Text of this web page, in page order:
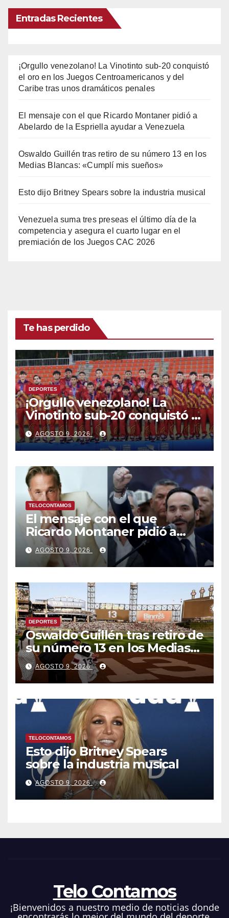
Entradas Recientes
¡Orgullo venezolano! La Vinotinto sub-20 conquistó
el oro en los Juegos Centroamericanos y del
Caribe tras unos dramáticos penales
El mensaje con el que Ricardo Montaner pidió a
Abelardo de la Espriella ayudar a Venezuela
Oswaldo Guillén tras retiro de su número 13 en los
Medias Blancas: «Cumplí mis sueños»
Esto dijo Britney Spears sobre la industria musical
Venezuela suma tres preseas el último día de la
competencia y asegura el cuarto lugar en el
premiación de los Juegos CAC 2026
Te has perdido
DEPORTES
¡Orgullo venezolano! La
Vinotinto sub-20 conquistó el
oro en los Juegos
Centroamericanos y del
Caribe tras unos dramáticos
penales
AGOSTO 9, 2026
TELOCONTAMOS
El mensaje con el que
Ricardo Montaner pidió a
Abelardo de la Espriella
ayudar a Venezuela
AGOSTO 9, 2026
DEPORTES
Oswaldo Guillén tras retiro de
su número 13 en los Medias
Blancas: «Cumplí mis
sueños»
AGOSTO 9, 2026
TELOCONTAMOS
Esto dijo Britney Spears
sobre la industria musical
AGOSTO 9, 2026
Telo Contamos
¡Bienvenidos a nuestro medio de noticias donde